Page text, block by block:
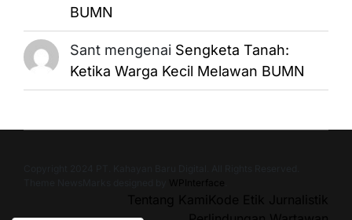
BUMN
Santmengenai Sengketa Tanah:
Ketika Warga Kecil Melawan BUMN